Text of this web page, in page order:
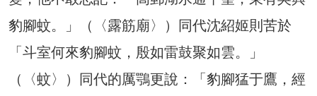
豹腳蚊。」（〈露筋廟〉）同代沈紹姬則苦於
「斗室何來豹腳蚊，殷如雷鼓聚如雲。」
（〈蚊〉）同代的厲鶚更說：「豹腳猛于鷹，經